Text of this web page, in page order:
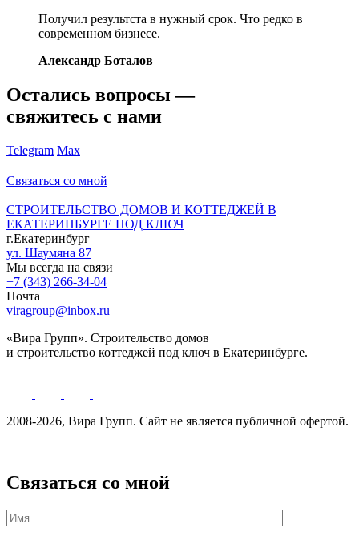
Получил результста в нужный срок. Что редко в
современном бизнесе.
Александр Боталов
Остались вопросы —
свяжитесь с нами
Telegram Max
Связаться со мной
СТРОИТЕЛЬСТВО ДОМОВ И КОТТЕДЖЕЙ В
ЕКАТЕРИНБУРГЕ ПОД КЛЮЧ
г.Екатеринбург
ул. Шаумяна 87
Мы всегда на связи
+7 (343) 266-34-04
Почта
viragroup@inbox.ru
«Вира Групп». Строительство домов
и строительство коттеджей под ключ в Екатеринбурге.
2008-2026, Вира Групп. Cайт не является публичной офертой.
Связаться со мной